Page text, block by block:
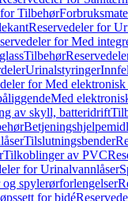
Tilbehør
Reservedeler for
for Med
Tilbehør
Urinalstyringer
for Med
Med
av skyll, batteridrift
Tilslutningsbender
Tilkoblinger av PVC
for Urinalvannlåser
spylerørforlengelser
for bidé